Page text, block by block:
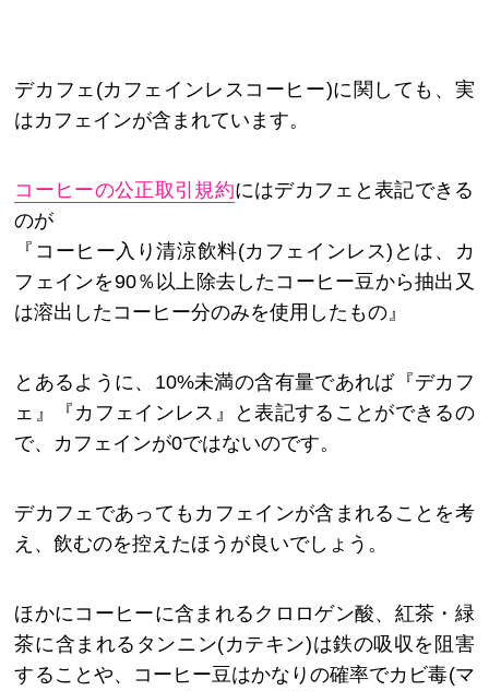
デカフェ(カフェインレスコーヒー)に関しても、実
はカフェインが含まれています。
コーヒーの公正取引規約にはデカフェと表記できる
のが
『コーヒー入り清涼飲料(カフェインレス)とは、カ
フェインを90％以上除去したコーヒー豆から抽出又
は溶出したコーヒー分のみを使用したもの』
とあるように、10%未満の含有量であれば『デカフ
ェ』『カフェインレス』と表記することができるの
で、カフェインが0ではないのです。
デカフェであってもカフェインが含まれることを考
え、飲むのを控えたほうが良いでしょう。
ほかにコーヒーに含まれるクロロゲン酸、紅茶・緑
茶に含まれるタンニン(カテキン)は鉄の吸収を阻害
することや、コーヒー豆はかなりの確率でカビ毒(マ